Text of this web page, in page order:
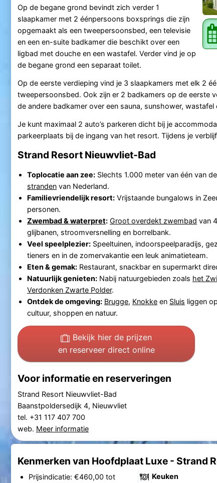
Op de begane grond bevindt zich verder 1
slaapkamer met 2 éénpersoons boxsprings die zijn
opgemaakt als een tweepersoonsbed, een televisie
en een en-suite badkamer die beschikt over een
ligbad met douche en een wastafel. Verder vind je op
de begane grond een separaat toilet.
Op de eerste verdieping vind je 3 slaapkamers met elk 2
tweepersoonsbed. Ook zijn er 2 badkamers op de eerste
de andere badkamer over een sauna, sunshower,
Je kunt maximaal 2 auto’s parkeren dicht bij je
parkeerplaats bij de ingang van het resort. Tijdens je
Strand Resort Nieuwvliet-Bad
Toplocatie aan zee:Slechts 1.000 meter van één van de
strandenvan Nederland.
Familievriendelijk resort:Vrijstaande bungalows in
personen.
Zwembad & waterpret: Groot overdekt zwembad van
glijbanen, stroomversnelling en borrelbank.
Veel speelplezier:Speeltuinen, indoorspeelparadijs,
tieners en in de zomervakantie een leuk animatieteam.
Eten & gemak:Restaurant, snackbar en supermarkt
Natuurlijk genieten:Nabij natuurgebieden zoals het
Verdonken Zwarte Polder.
Ontdek de omgeving: Brugge, Knokkeen Sluis liggen
cultuur, shoppen en natuur.
Bekijk hier de prijzen
en reserveer direct online
Voor informatie en reserveringen
Strand Resort Nieuwvliet-Bad
Baanstpoldersedijk 4, Nieuwvliet
tel. +31 117 407 700
web. Meer informatie
Kenmerken van Hoofdplaat Luxe - Strand
Prijsindicatie: €460,00 tot
Keuken